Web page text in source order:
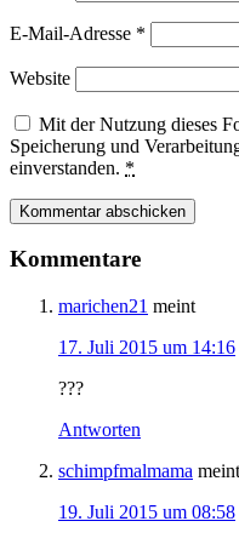
E-Mail-Adresse *
Website
Mit der Nutzung dieses
Speicherung und
einverstanden. *
Kommentare
marichen21 meint
17. Juli 2015 um 14:16
???
Antworten
schimpfmalmama meint
19. Juli 2015 um 08:58